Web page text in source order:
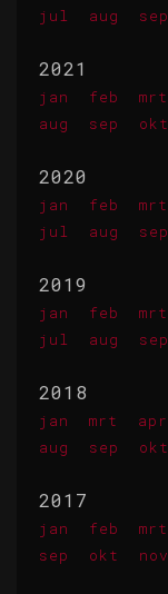
jul
aug sep
2021
jan feb mrt
aug
sep okt
2020
jan feb mrt
jul
aug sep
2019
jan feb mrt
jul
aug sep
2018
jan mrt apr
aug
sep okt
2017
jan feb mrt
sep
okt nov